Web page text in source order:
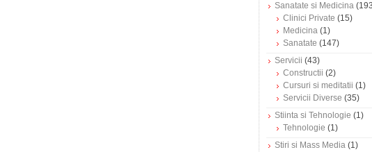
Sanatate si Medicina
Clinici Private (15)
Medicina (1)
Sanatate (147)
Servicii (43)
Constructii (2)
Cursuri si meditatii (1)
Servicii Diverse (35)
Stiinta si Tehnologie (1)
Tehnologie (1)
Stiri si Mass Media (1)